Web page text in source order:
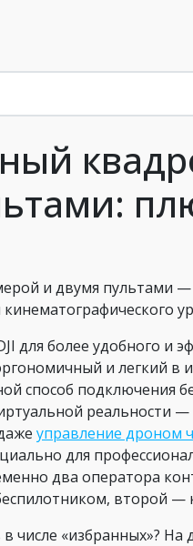
и двумя пультами
для более удобного и
и легкий в
способ подключения
реальности
управление дроном
для
два оператора
второй
числе «избранных»?